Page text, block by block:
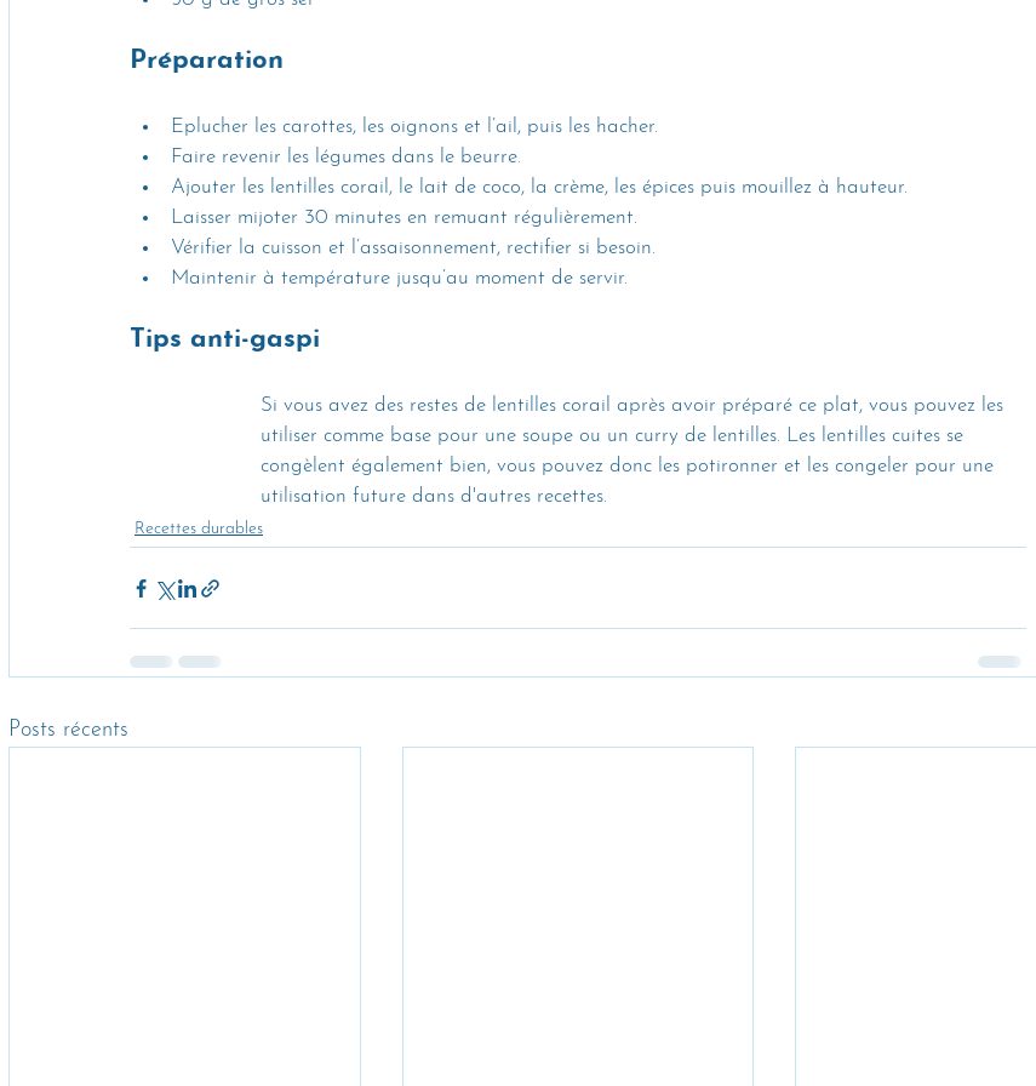
Préparation
Eplucher les carottes, les oignons et l’ail, puis les hacher.
Faire revenir les légumes dans le beurre.
Ajouter les lentilles corail, le lait de coco, la crème, les épices puis mouillez à hauteur.
Laisser mijoter 30 minutes en remuant régulièrement.
Vérifier la cuisson et l’assaisonnement, rectifier si besoin.
Maintenir à température jusqu’au moment de servir.
Tips anti-gaspi
Si vous avez des restes de lentilles corail après avoir préparé ce plat, vous pouvez les
utiliser comme base pour une soupe ou un curry de lentilles. Les lentilles cuites se
congèlent également bien, vous pouvez donc les potironner et les congeler pour une
utilisation future dans d'autres recettes.
Recettes durables
Posts récents